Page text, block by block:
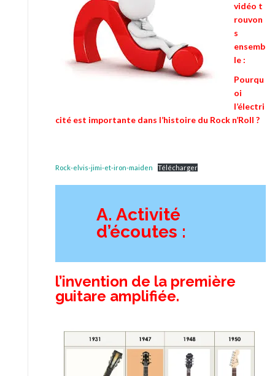
vidéo t
rouvon
s
ensemb
le :
Pourqu
oi
l’électri
cité est importante dans l’histoire du Rock n’Roll ?
Rock-elvis-jimi-et-iron-maiden Télécharger
A. Activité
d’écoutes :
l’invention de la première
guitare amplifiée.